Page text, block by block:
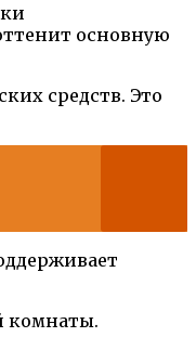
основную
средств. Это
комнаты.